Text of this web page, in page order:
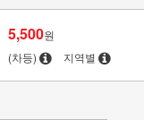
5,500원
(차등) 지역별